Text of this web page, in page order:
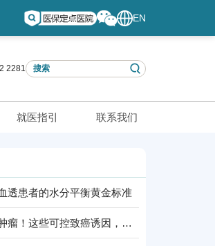
EN
2281
就医指引 联系我们
透患者的水分平衡黄金标准
没有突如其来的肿瘤！这些可控致癌诱因，越早知道越安全